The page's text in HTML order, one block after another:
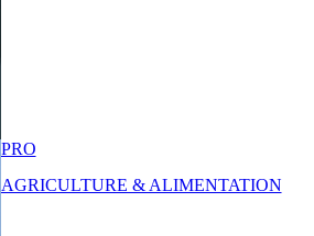
PRO
AGRICULTURE & ALIMENTATION